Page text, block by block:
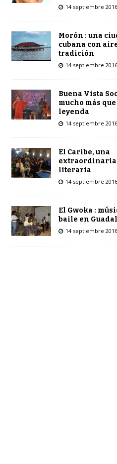
14 septiembre 2016
Morón : una
cubana con
tradición
14 septiembre 2016
Buena Vista
mucho más
leyenda
14 septiembre 2016
El Caribe, una
extraordinaria
literaria
14 septiembre 2016
El Gwoka :
baile en
14 septiembre 2016